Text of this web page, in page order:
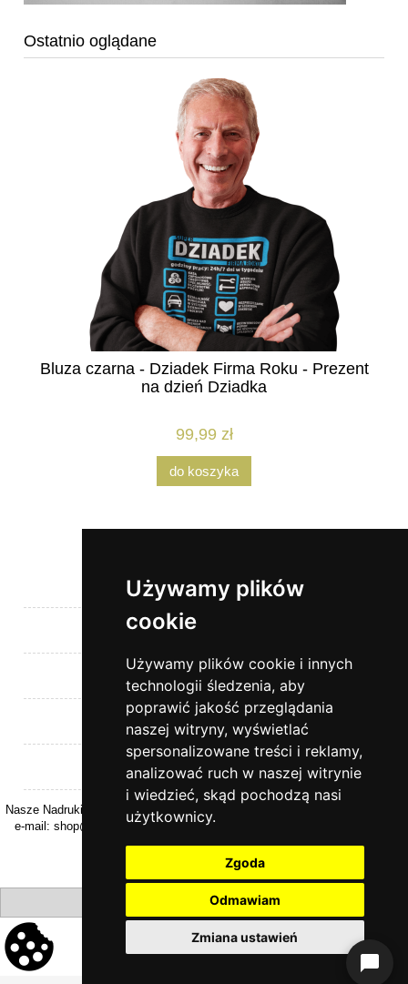
Używamy plików
cookie
Używamy plików cookie i innych
technologii śledzenia, aby
poprawić jakość przeglądania
naszej witryny, wyświetlać
spersonalizowane treści i reklamy,
analizować ruch w naszej witrynie
i wiedzieć, skąd pochodzą nasi
użytkownicy.
Zgoda
Odmawiam
Zmiana ustawień
Ostatnio oglądane
Bluza czarna - Dziadek Firma Roku - Prezent
na dzień Dziadka
99,99 zł
do koszyka
Pomoc
Moje konto
Płatności i dostawa
Informacje
O nas
Nasze Nadruki | ul. Kasztanowa 26 | 32-040 Rzeszotary | woj. Małopolskie |
e-mail: shop@naszenadruki.pl | tel.+48 690 531 231
pokaż pełną wersję strony